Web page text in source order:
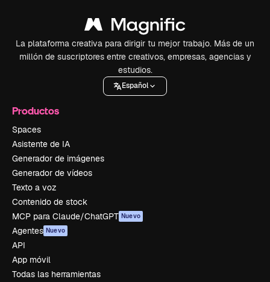
La plataforma creativa para dirigir tu mejor trabajo. Más de un
millón de suscriptores entre creativos, empresas, agencias y
estudios.
Español
Productos
Spaces
Asistente de IA
Generador de imágenes
Generador de vídeos
Texto a voz
Contenido de stock
MCP para Claude/ChatGPT Nuevo
Agentes Nuevo
API
App móvil
Todas las herramientas